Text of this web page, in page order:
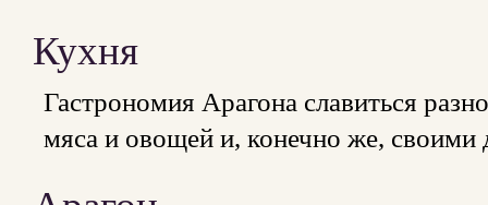
Кухня
Гастрономия Арагона славиться
мяса и овощей и, конечно же,